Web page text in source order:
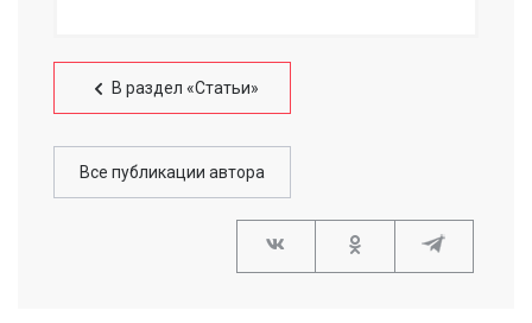
В раздел «Статьи»
Все публикации автора